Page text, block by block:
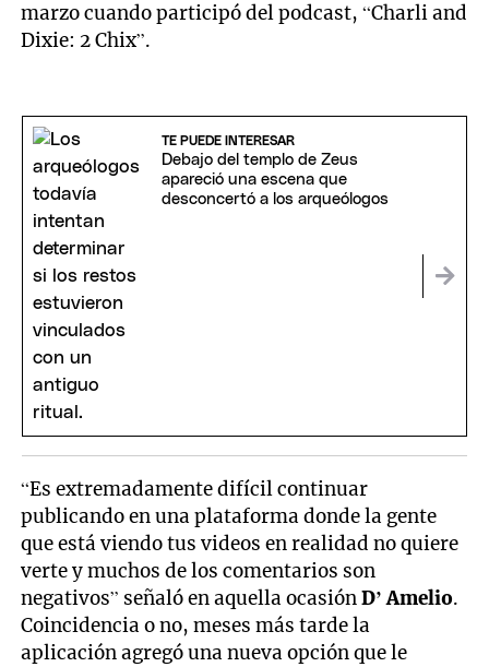
marzo cuando participó del podcast, “Charli and
Dixie: 2 Chix”.
TE PUEDE INTERESAR
Debajo del templo de Zeus
apareció una escena que
desconcertó a los arqueólogos
“Es extremadamente difícil continuar
publicando en una plataforma donde la gente
que está viendo tus videos en realidad no quiere
verte y muchos de los comentarios son
negativos” señaló en aquella ocasiónD’ Amelio.
Coincidencia o no, meses más tarde la
aplicación agregó una nueva opción que le